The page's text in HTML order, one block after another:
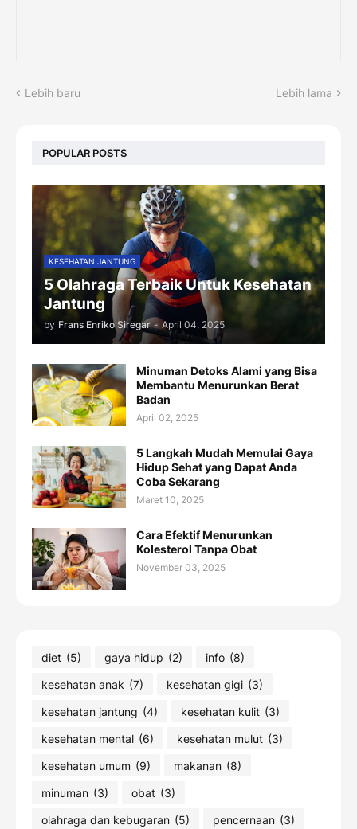
Lebih baru Lebih lama
POPULAR POSTS
KESEHATAN JANTUNG
5 Olahraga Terbaik Untuk Kesehatan
Jantung
by Frans Enriko Siregar - April 04, 2025
Minuman Detoks Alami yang Bisa
Membantu Menurunkan Berat
Badan
April 02, 2025
5 Langkah Mudah Memulai Gaya
Hidup Sehat yang Dapat Anda
Coba Sekarang
Maret 10, 2025
Cara Efektif Menurunkan
Kolesterol Tanpa Obat
November 03, 2025
diet (5) gaya hidup (2) info (8)
kesehatan anak (7) kesehatan gigi (3)
kesehatan jantung (4) kesehatan kulit (3)
kesehatan mental (6) kesehatan mulut (3)
kesehatan umum (9) makanan (8)
minuman (3) obat (3)
olahraga dan kebugaran (5) pencernaan (3)